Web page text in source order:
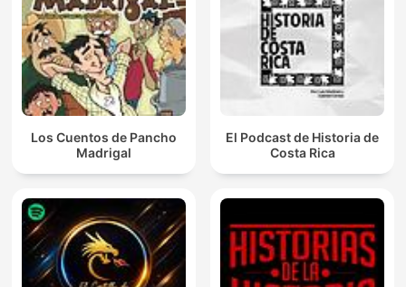
Los Cuentos de Pancho
Madrigal
El Podcast de Historia de
Costa Rica